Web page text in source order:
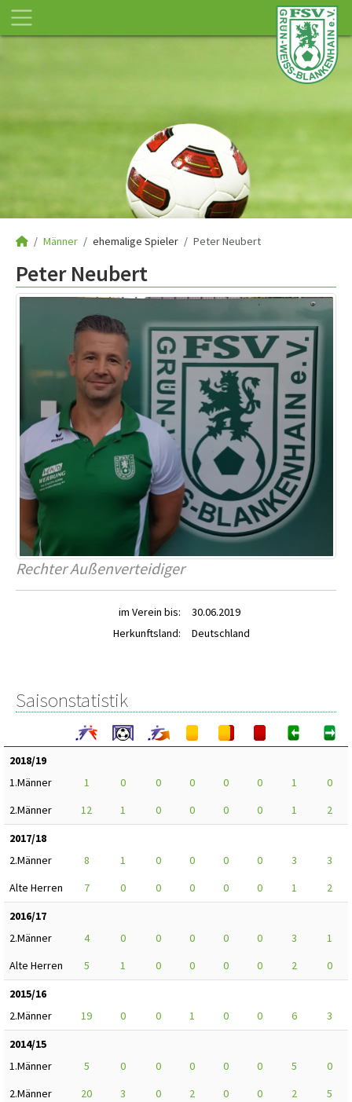
Männer ehemalige Spieler Peter Neubert
Peter Neubert
Rechter Außenverteidiger
im Verein bis:
30.06.2019
Herkunftsland:
Deutschland
Saisonstatistik
2018/19
1.Männer
1 0 0 0 0 0 1
0
2.Männer
12 1 0 0 0 0 1
2
2017/18
2.Männer
8 1 0 0 0 0 3
3
Alte Herren
7 0 0 0 0 0 1
2
2016/17
2.Männer
4 0 0 0 0 0 3
1
Alte Herren
5 1 0 0 0 0 2
0
2015/16
2.Männer
19 0 0 1 0 0 6
3
2014/15
1.Männer
5 0 0 0 0 0 5
0
2.Männer
20 3 0 2 0 0 2
5